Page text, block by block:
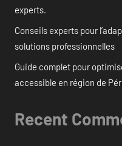
experts.
Conseils experts pour
solutions professionnelles
Guide complet pour
accessible en région de
Recent